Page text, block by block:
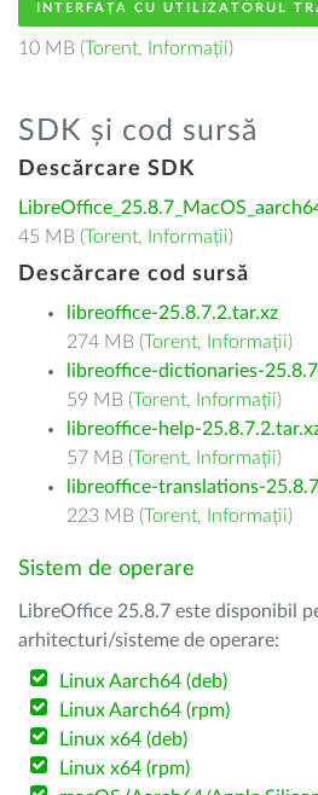
INTERFAȚA CU UTILIZATORUL
10 MB (Torent, Informații)
SDK și cod sursă
Descărcare SDK
45 MB (Torent, Informații)
Descărcare cod sursă
libreoffice-25.8.7.2.tar.xz
274 MB (Torent, Informații)
libreoffice-dictionaries-
59 MB (Torent, Informații)
libreoffice-help-
57 MB (Torent, Informații)
libreoffice-translations-
223 MB (Torent, Informații)
Sistem de operare
LibreOffice 25.8.7 este disponibil
arhitecturi/sisteme de operare:
Linux Aarch64 (deb)
Linux Aarch64 (rpm)
Linux x64 (deb)
Linux x64 (rpm)